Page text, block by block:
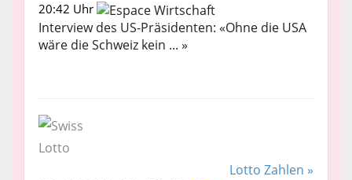
20:42 Uhr
Interview des US-Präsidenten: «Ohne die USA
wäre die Schweiz kein ... »
Lotto Zahlen »